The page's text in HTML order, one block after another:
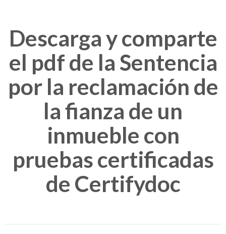
Descarga y comparte
el pdf de la Sentencia
por la reclamación de
la fianza de un
inmueble con
pruebas certificadas
de Certifydoc